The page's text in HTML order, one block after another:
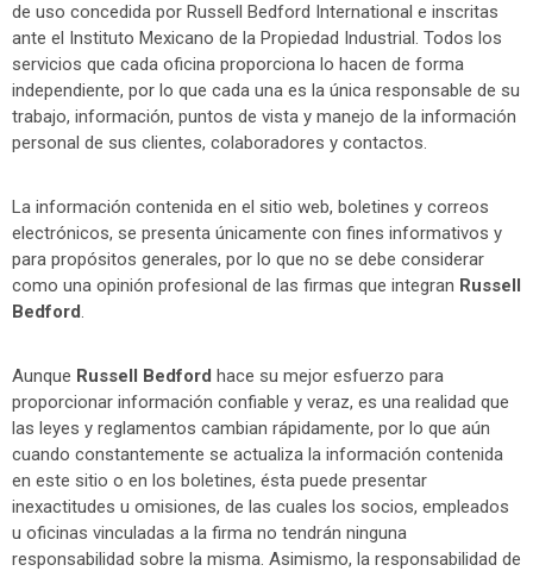
de uso concedida por Russell Bedford International e inscritas
ante el Instituto Mexicano de la Propiedad Industrial. Todos los
servicios que cada oficina proporciona lo hacen de forma
independiente, por lo que cada una es la única responsable de su
trabajo, información, puntos de vista y manejo de la información
personal de sus clientes, colaboradores y contactos.
La información contenida en el sitio web, boletines y correos
electrónicos, se presenta únicamente con fines informativos y
para propósitos generales, por lo que no se debe considerar
como una opinión profesional de las firmas que integran Russell
Bedford.
Aunque Russell Bedford hace su mejor esfuerzo para
proporcionar información confiable y veraz, es una realidad que
las leyes y reglamentos cambian rápidamente, por lo que aún
cuando constantemente se actualiza la información contenida
en este sitio o en los boletines, ésta puede presentar
inexactitudes u omisiones, de las cuales los socios, empleados
u oficinas vinculadas a la firma no tendrán ninguna
responsabilidad sobre la misma. Asimismo, la responsabilidad de